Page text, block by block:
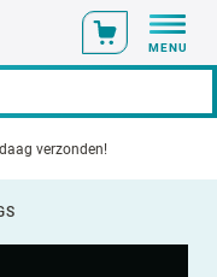
MENU
verzonden!